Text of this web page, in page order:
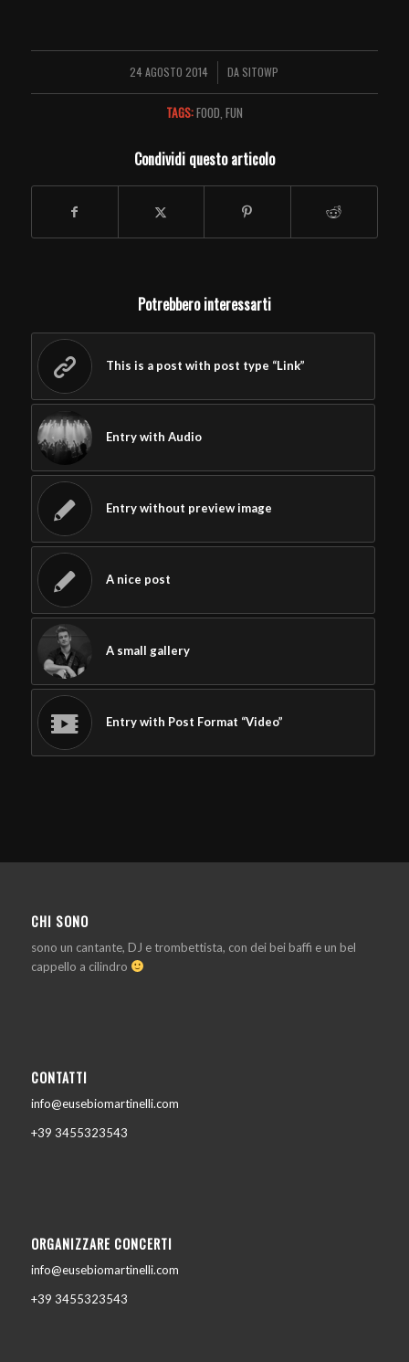
24 AGOSTO 2014
/ DA SITOWP
TAGS:FOOD FUN
Condividi questo articolo
Potrebbero interessarti
This is a post with post type “Link”
Entry with Audio
Entry without preview image
A nice post
A small gallery
Entry with Post Format “Video”
CHI SONO
sono un cantante, DJ e trombettista, con dei bei baffi e un bel
cappello a cilindro
CONTATTI
info@eusebiomartinelli.com
+39 3455323543
ORGANIZZARE CONCERTI
info@eusebiomartinelli.com
+39 3455323543